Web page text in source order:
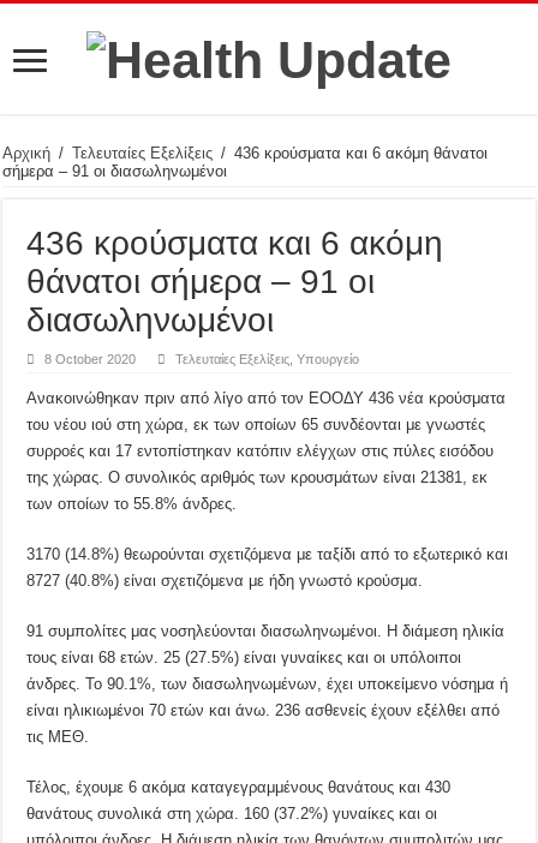
Αρχική / Τελευταίες Εξελίξεις / 436 κρούσματα και 6 ακόμη θάνατοι
σήμερα – 91 οι διασωληνωμένοι
436 κρούσματα και 6 ακόμη
θάνατοι σήμερα – 91 οι
διασωληνωμένοι
8 October 2020 Τελευταίες Εξελίξεις ,Υπουργείο
Ανακοινώθηκαν πριν από λίγο από τον ΕΟΟΔΥ 436 νέα κρούσματα
του νέου ιού στη χώρα, εκ των οποίων 65 συνδέονται με γνωστές
συρροές και 17 εντοπίστηκαν κατόπιν ελέγχων στις πύλες εισόδου
της χώρας. Ο συνολικός αριθμός των κρουσμάτων είναι 21381, εκ
των οποίων το 55.8% άνδρες.
3170 (14.8%) θεωρούνται σχετιζόμενα με ταξίδι από το εξωτερικό και
8727 (40.8%) είναι σχετιζόμενα με ήδη γνωστό κρούσμα.
91 συμπολίτες μας νοσηλεύονται διασωληνωμένοι. Η διάμεση ηλικία
τους είναι 68 ετών. 25 (27.5%) είναι γυναίκες και οι υπόλοιποι
άνδρες. To 90.1%, των διασωληνωμένων, έχει υποκείμενο νόσημα ή
είναι ηλικιωμένοι 70 ετών και άνω. 236 ασθενείς έχουν εξέλθει από
τις ΜΕΘ.
Τέλος, έχουμε 6 ακόμα καταγεγραμμένους θανάτους και 430
θανάτους συνολικά στη χώρα. 160 (37.2%) γυναίκες και οι